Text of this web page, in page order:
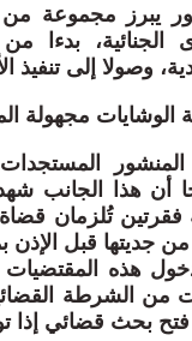
يبرز مجموعة من
الجنائية، بدءا
وصولا إلى
الوشايات مجهولة
المنشور
فقرتين تُلزمان قضاة
من جديتها قبل
من الشرطة
بحث قضائي إذا